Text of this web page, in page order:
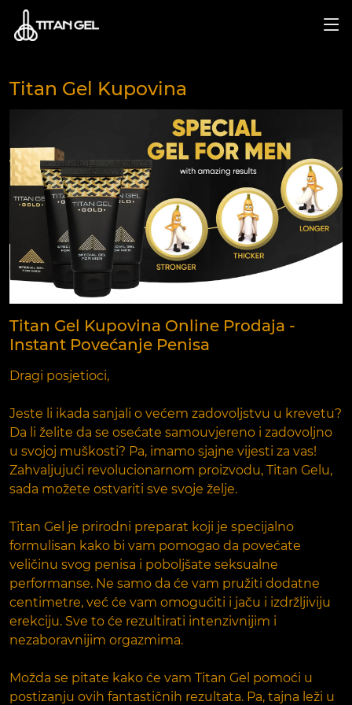
Titan Gel Kupovina
Titan Gel Kupovina Online Prodaja -
Instant Povećanje Penisa
Dragi posjetioci,
Jeste li ikada sanjali o većem zadovoljstvu u krevetu?
Da li želite da se osećate samouvjereno i zadovoljno
u svojoj muškosti? Pa, imamo sjajne vijesti za vas!
Zahvaljujući revolucionarnom proizvodu, Titan Gelu,
sada možete ostvariti sve svoje želje.
Titan Gel je prirodni preparat koji je specijalno
formulisan kako bi vam pomogao da povećate
veličinu svog penisa i poboljšate seksualne
performanse. Ne samo da će vam pružiti dodatne
centimetre, već će vam omogućiti i jaču i izdržljiviju
erekciju. Sve to će rezultirati intenzivnijim i
nezaboravnijim orgazmima.
Možda se pitate kako će vam Titan Gel pomoći u
postizanju ovih fantastičnih rezultata. Pa, tajna leži u